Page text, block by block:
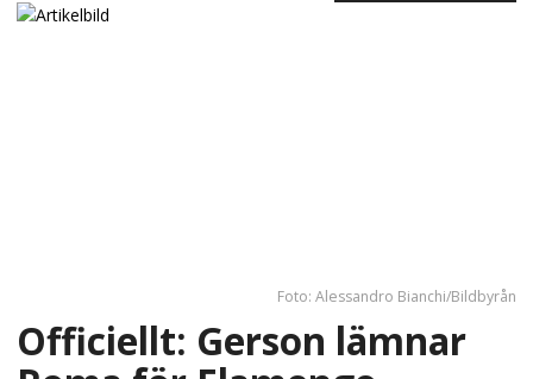
Foto: Alessandro Bianchi/Bildbyrån
Officiellt: Gerson lämnar